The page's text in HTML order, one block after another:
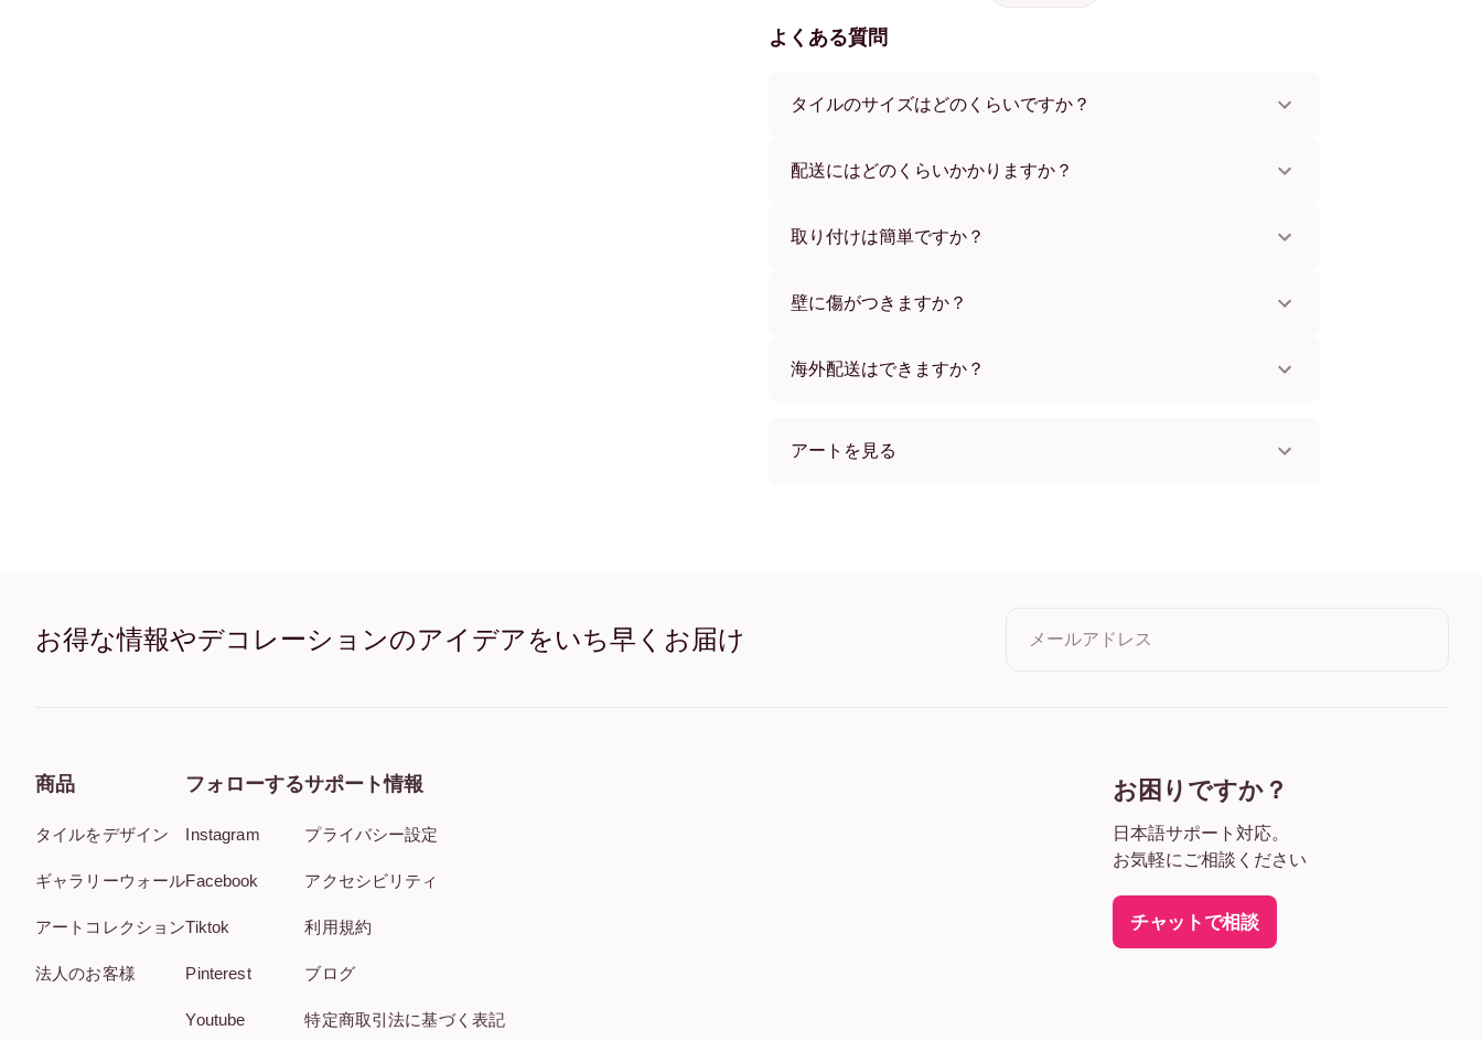
よくある質問
タイルのサイズはどのくらいですか？
ーからお選びいただけます。
配送にはどのくらいかかりますか？
す。ご注文後、追跡番号をお知らせします。
取り付けは簡単ですか？
め、賃貸のお部屋でも安心してお使いいただけます。
壁に傷がつきますか？
海外配送はできますか？
アートを見る
お得な情報やデコレーションのアイデアをいち早くお届け メールアドレス
商品
タイルをデザイン
ギャラリーウォール
アートコレクション
法人のお客様
フォローする
Instagram
Facebook
Tiktok
Pinterest
Youtube
サポート情報
プライバシー設定
アクセシビリティ
利用規約
ブログ
特定商取引法に基づく表記
お困りですか？
日本語サポート対応。
お気軽にご相談ください
チャットで相談